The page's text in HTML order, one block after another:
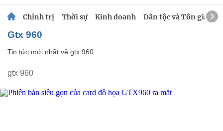
Chính trị Thời sự Kinh doanh Dân tộc và Tôn giáo
gtx 960
Tin tức mới nhất về gtx 960
gtx 960